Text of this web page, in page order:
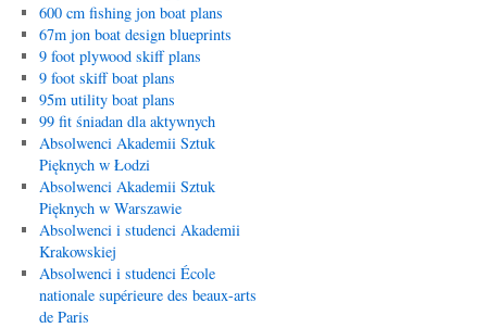
600 cm fishing jon boat plans
67m jon boat design blueprints
9 foot plywood skiff plans
9 foot skiff boat plans
95m utility boat plans
99 fit śniadan dla aktywnych
Absolwenci Akademii Sztuk
Pięknych w Łodzi
Absolwenci Akademii Sztuk
Pięknych w Warszawie
Absolwenci i studenci Akademii
Krakowskiej
Absolwenci i studenci École
nationale supérieure des beaux-arts
de Paris